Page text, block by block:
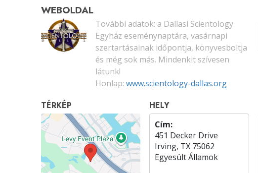
WEBOLDAL
További adatok: a Dallasi Scientology
Egyház eseménynaptára, vasárnapi
szertartásainak időpontja, könyvesboltja
és még sok más. Mindenkit szívesen
látunk!
Honlap: www.scientology-dallas.org
TÉRKÉP HELY
Cím:
451 Decker Drive
Irving, TX 75062
Egyesült Államok